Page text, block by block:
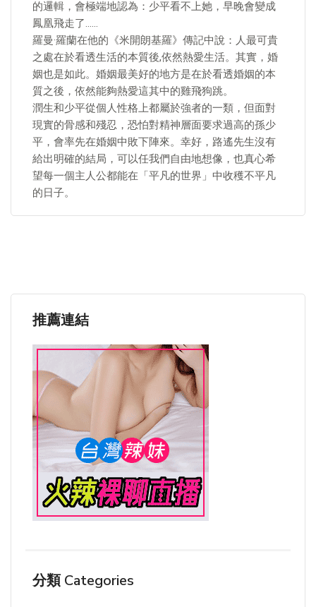
的邏輯，會極端地認為：少平看不上她，早晚會變成
鳳凰飛走了……
羅曼·羅蘭在他的《米開朗基羅》傳記中說：人最可貴
之處在於看透生活的本質後,依然熱愛生活。其實，婚
姻也是如此。婚姻最美好的地方是在於看透婚姻的本
質之後，依然能夠熱愛這其中的雞飛狗跳。
潤生和少平從個人性格上都屬於強者的一類，但面對
現實的骨感和殘忍，恐怕對精神層面要求過高的孫少
平，會率先在婚姻中敗下陣來。幸好，路遙先生沒有
給出明確的結局，可以任我們自由地想像，也真心希
望每一個主人公都能在「平凡的世界」中收穫不平凡
的日子。
推薦連結
分類 Categories